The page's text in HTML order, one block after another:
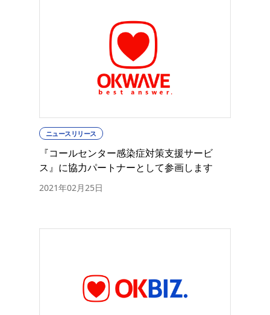
ニュースリリース
『コールセンター感染症対策支援サービ
ス』に協力パートナーとして参画します
2021年02月25日